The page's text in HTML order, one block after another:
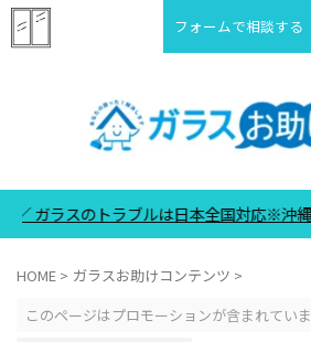
フォームで相談する
日本全国対応※沖縄、離島は除く ＼24
HOME > ガラスお助けコンテンツ >
このページはプロモーションが含まれてい